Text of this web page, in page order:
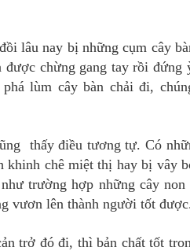
lâu nay bị những cụm cây
chừng gang tay rồi đứng
lùm cây bàn chải đi,
thấy điều tương tự. Có
khinh chê miệt thị hay bị vây
trường hợp những cây non
vươn lên thành người tốt
trở đó đi, thì bản chất tốt